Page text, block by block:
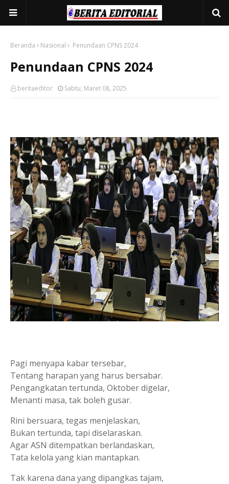
Beranda Nasional Penundaan CPNS 2024
Penundaan CPNS 2024
beritaeditor Sabtu, Maret 08, 2025
Pagi menyapa kabar tersebar,
Tentang harapan yang harus bersabar.
Pengangkatan tertunda, Oktober digelar,
Menanti masa, tak boleh gusar.
Rini bersuara, tegas menjelaskan,
Bukan tertunda, tapi diselaraskan.
Agar ASN ditempatkan berlandaskan,
Tata kelola yang kian mantapkan.
Tak karena dana yang dipangkas tajam,